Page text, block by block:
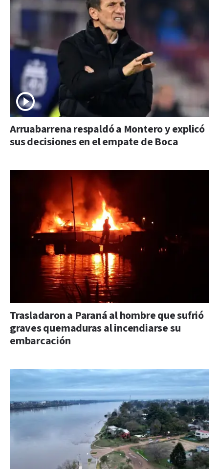
Arruabarrena respaldó a Montero y explicó
sus decisiones en el empate de Boca
Trasladaron a Paraná al hombre que sufrió
graves quemaduras al incendiarse su
embarcación